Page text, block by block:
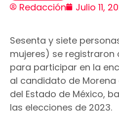
Redacción Julio 11,
Sesenta y siete
mujeres) se registraron
para participar en la
al candidato de
del Estado de México,
las elecciones de 2023.